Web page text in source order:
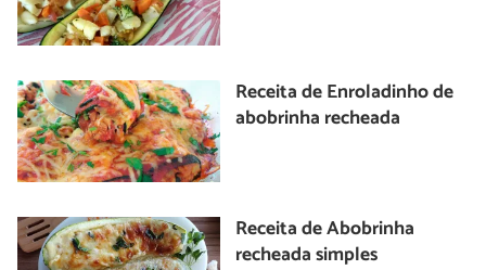
Receita de Enroladinho de
abobrinha recheada
Receita de Abobrinha
recheada simples